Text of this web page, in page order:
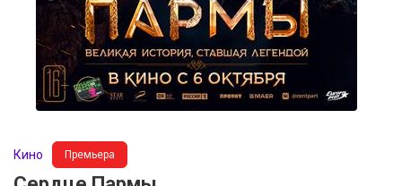
Кино Премьера